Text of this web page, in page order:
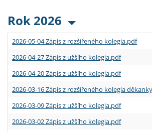
Rok 2026
2026-05-04 Zápis z rozšířeného kolegia.pdf
2026-04-27 Zápis z užšího kolegia.pdf
2026-04-20 Zápis z užšího kolegia.pdf
2026-03-16 Zápis z rozšířeného kolegia
2026-03-09 Zápis z užšího kolegia.pdf
2026-03-02 Zápis z užšího kolegia.pdf